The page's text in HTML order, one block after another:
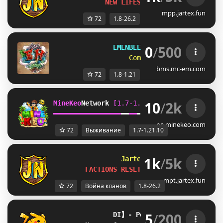
NEW LIFESTEAL SEASON
mpp.jartex.fun
72 1.8-26.2
EMENBEE REALMS [1.8 ➠ 1.21
Come join and have
0/500
bms.mc-em.com
72 1.8-1.21
MineKeoNetwork [1.7-1.21.10] TOWNY
━━━━━━━━━━━━━━━━━━━━━━ ━ SKYBLOCK
10/2k
pe.minekeo.com
72 Выживание 1.7-1.21.10
Jartex Network
FACTIONS RESET: 4d, 4h, 54m
1k/5k
mpt.jartex.fun
72 Война кланов 1.8-26.2
]L】- Po ke dyssey -【 ?